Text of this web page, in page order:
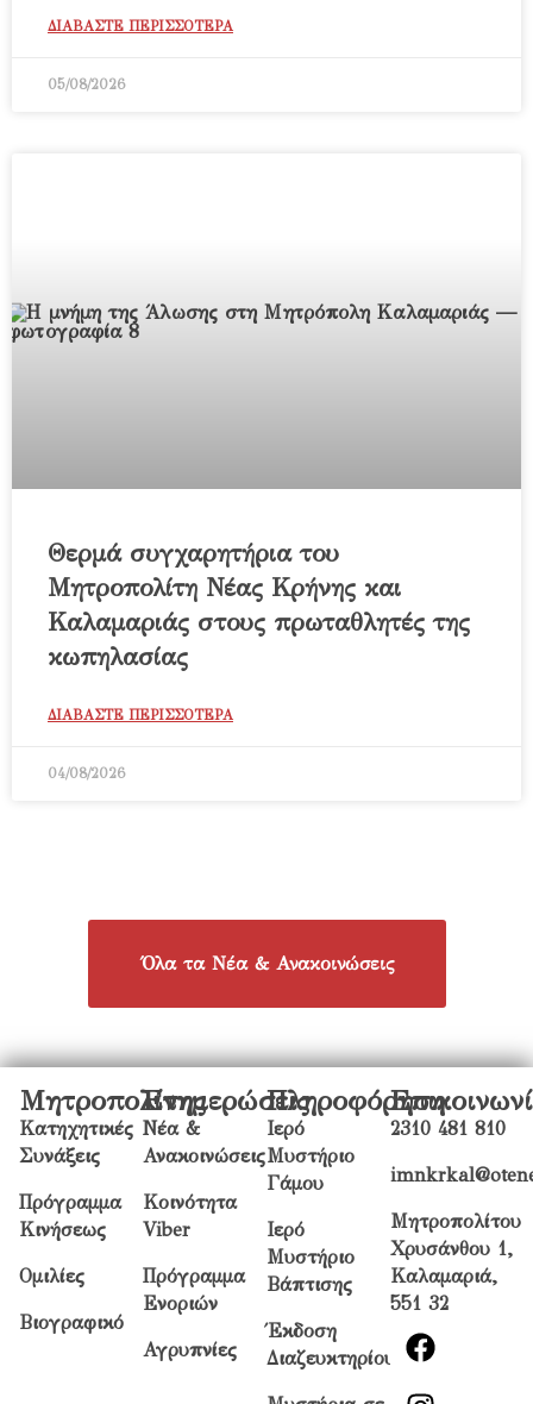
ΔΙΑΒΑΣΤΕ ΠΕΡΙΣΣΟΤΕΡΑ
05/08/2026
Θερμά συγχαρητήρια του
Μητροπολίτη Νέας Κρήνης και
Καλαμαριάς στους πρωταθλητές της
κωπηλασίας
ΔΙΑΒΑΣΤΕ ΠΕΡΙΣΣΟΤΕΡΑ
04/08/2026
Όλα τα Νέα & Ανακοινώσεις
Μητροπολίτης
Κατηχητικές
Συνάξεις
Πρόγραμμα
Κινήσεως
Ομιλίες
Βιογραφικό
Ενημερώσεις
Νέα &
Ανακοινώσεις
Κοινότητα
Viber
Πρόγραμμα
Ενοριών
Αγρυπνίες
Πληροφόρηση
Ιερό
Μυστήριο
Γάμου
Ιερό
Μυστήριο
Βάπτισης
Έκδοση
Διαζευκτηρίου
2310 481 810
Μητροπολίτου
Χρυσάνθου 1,
Καλαμαριά,
551 32